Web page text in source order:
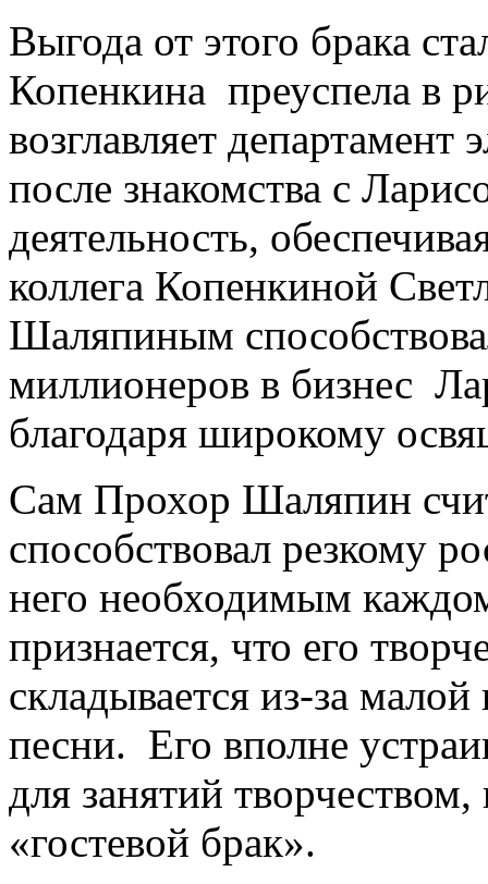
Выгода от этого брака
Копенкина преуспела в
возглавляет
после знакомства с
деятельность,
коллега Копенкиной
Шаляпиным
миллионеров в бизнес
благодаря широкому
Сам Прохор Шаляпин
способствовал резкому
него необходимым
признается, что его
складывается из-за
песни. Его вполне
для занятий
«гостевой брак».